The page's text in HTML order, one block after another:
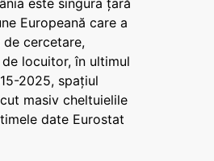
este singura țară
Europeană care a
de cercetare,
locuitor, în ultimul
2025, spațiul
masiv cheltuielile
date Eurostat